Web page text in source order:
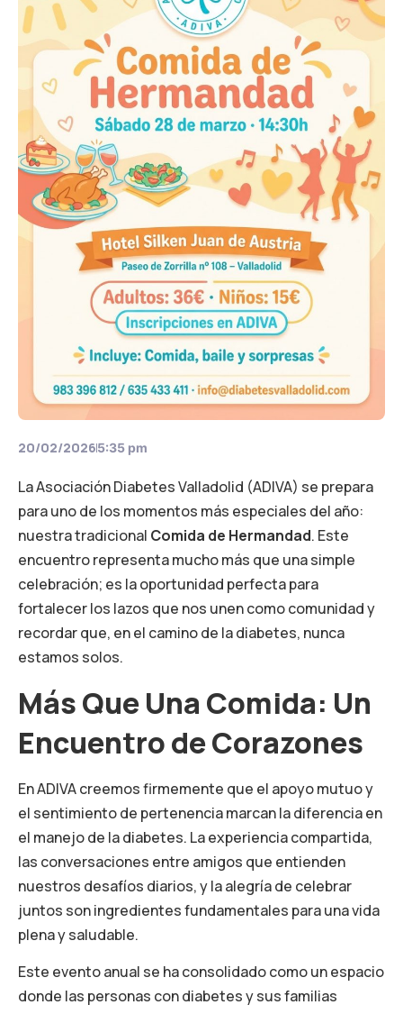
20/02/20265:35 pm
La Asociación Diabetes Valladolid (ADIVA) se prepara
para uno de los momentos más especiales del año:
nuestra tradicional Comida de Hermandad. Este
encuentro representa mucho más que una simple
celebración; es la oportunidad perfecta para
fortalecer los lazos que nos unen como comunidad y
recordar que, en el camino de la diabetes, nunca
estamos solos.
Más Que Una Comida: Un
Encuentro de Corazones
En ADIVA creemos firmemente que el apoyo mutuo y
el sentimiento de pertenencia marcan la diferencia en
el manejo de la diabetes. La experiencia compartida,
las conversaciones entre amigos que entienden
nuestros desafíos diarios, y la alegría de celebrar
juntos son ingredientes fundamentales para una vida
plena y saludable.
Este evento anual se ha consolidado como un espacio
donde las personas con diabetes y sus familias